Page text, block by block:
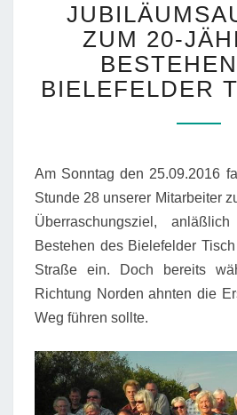
ZUM
20-
DES
ZUM 20-
BIELEFELDER
Am Sonntag den 25.09.2016
Stunde 28 unserer Mitarbeiter
Überraschungsziel,
Bestehen des Bielefelder
Straße ein. Doch bereits
Richtung Norden ahnten die
Weg führen sollte.